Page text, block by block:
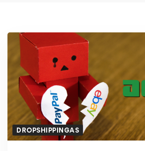
DROPSHIPPINGAS